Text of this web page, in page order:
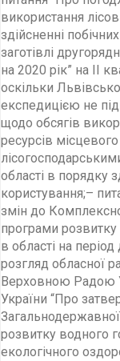
використання
здійсненні
заготівлі
на 2020 рік” на ІІ
оскільки
експедицією не
щодо обсягів
ресурсів
області в порядку
користування;–
змін до
програми
в області на
розгляд обласної
Верховною Радою
України “Про
розвитку водного
екологічного